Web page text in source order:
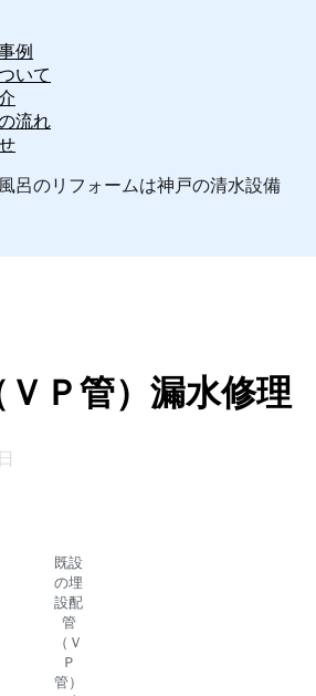
例
いて
流れ
呂のリフォームは神戸の清水設備
Ｐ管）漏水修理
既設
の埋
設配
管
（Ｖ
Ｐ
管）